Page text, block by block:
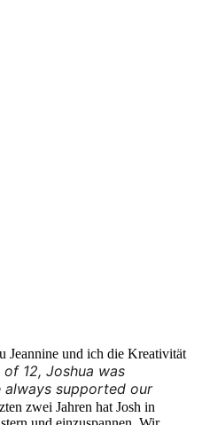
Jeannine und ich die Kreativität
12, Joshua was
always supported our
zwei Jahren hat Josh in